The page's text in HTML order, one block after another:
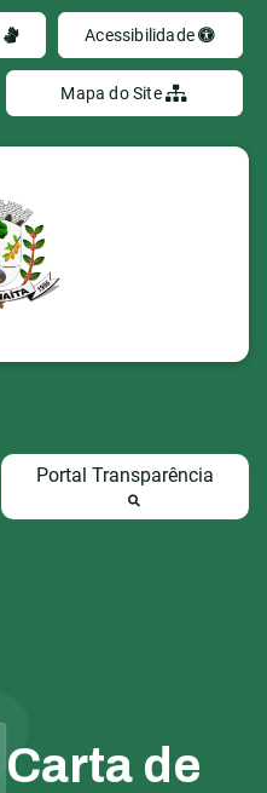
Acessibilidade
Mapa do Site
Portal Transparência
Carta de